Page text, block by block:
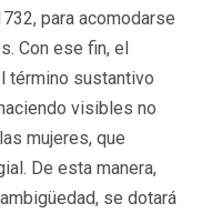
para acomodarse
Con ese fin, el
término sustantivo
visibles no
mujeres, que
De esta manera,
se dotará